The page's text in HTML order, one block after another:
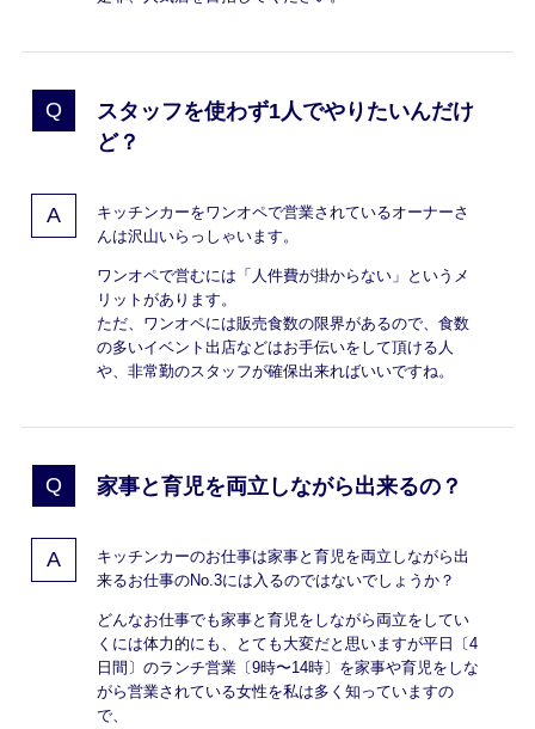
スタッフを使わず1人でやりたいんだけ
ど？
キッチンカーをワンオペで営業されているオーナーさ
んは沢山いらっしゃいます。
ワンオペで営むには「人件費が掛からない」というメ
リットがあります。
ただ、ワンオペには販売食数の限界があるので、食数
の多いイベント出店などはお手伝いをして頂ける人
や、非常勤のスタッフが確保出来ればいいですね。
家事と育児を両立しながら出来るの？
キッチンカーのお仕事は家事と育児を両立しながら出
来るお仕事のNo.3には入るのではないでしょうか？
どんなお仕事でも家事と育児をしながら両立をしてい
くには体力的にも、とても大変だと思いますが平日〔4
日間〕のランチ営業〔9時〜14時〕を家事や育児をしな
がら営業されている女性を私は多く知っていますの
で、